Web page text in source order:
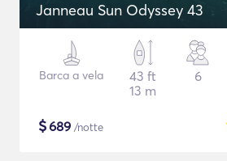
Janneau Sun Odyssey 43
Barca a vela
43 ft
13 m
6
$689 /notte